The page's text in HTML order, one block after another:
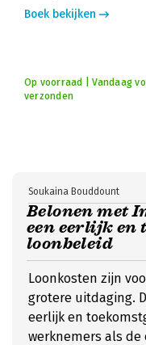
Boek bekijken
Op voorraad | Vandaag
verzonden
Belonen met
een eerlijk en
loonbeleid
Soukaina Bouddount
Loonkosten zijn
grotere uitdaging.
eerlijk en
werknemers als